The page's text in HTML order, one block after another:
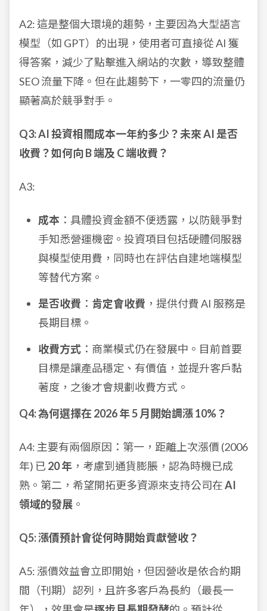
A2: 這是整個大環境的趨勢，主要因為大型語言
模型（如 GPT）的出現，使用者可直接從 AI 獲
得答案，減少了點擊進入網站的次數，導致整體
SEO 流量下降。但在此趨勢下，一零四的流量仍
顯著高於競爭對手。
Q3: AI 投資相關成本一年約多少？未來 AI 是否
收費？如何向 B 端及 C 端收費？
A3:
成本 ：具體投資金額不便透露，以防競爭對
手知悉營運機密。投資項目包括硬體伺服器
與模型使用費，同時也在評估自建地端模型
等替代方案。
是否收費 ： 肯定會收費 ，提供付費 AI 服務是
長期目標。
收費方式 ：商業模式仍在發展中。目前首要
目標是讓產品穩定、有價值，並提升客戶黏
著度，之後才會規劃收費方式。
Q4: 為何選擇在 2026 年 5 月開始調漲 10%？
A4: 主要有兩個原因：第一，距離上次漲價 (2006
年) 已 20 年 ，考慮到通貨膨脹，認為時機已成
熟。第二，希望開拓更多資源來支持公司在AI
領域的發展 。
Q5: 漲價預計會從何時開始貢獻營收？
A5: 漲價效益會立即開始，但因營收是依合約期
間（刊期）認列，且許多客戶為長約（最長一